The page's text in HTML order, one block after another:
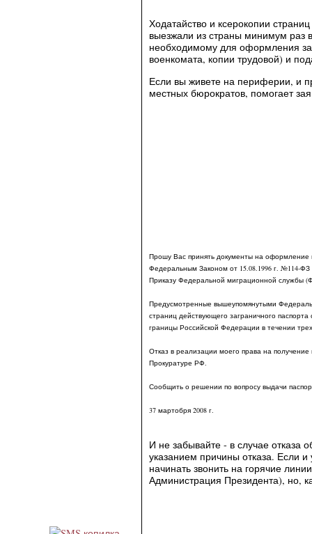
Ходатайство и ксерокопии
выезжали из страны минимум раз
необходимому для оформления
военкомата, копии трудовой) и
Если вы живете на периферии, и
местных бюрократов, помогает
Прошу Вас принять документы на оформление
Федеральным Законом от 15.08.1996 г. №114-
Приказу Федеральной миграционной службы
Предусмотренные вышеупомянутыми
страниц действующего заграничного
границы Российской Федерации в течении
Отказ в реализации моего права на
Прокуратуре РФ.
Сообщить о решении по вопросу выдачи
37 мартобря 2008 г.
И не забывайте - в случае отказа
указанием причины отказа. Если
начинать звонить на горячие
Администрация Президента), но,